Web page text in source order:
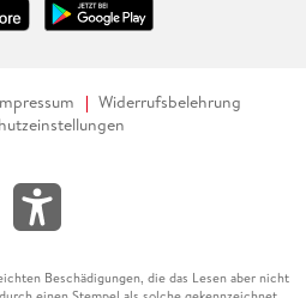
Widerrufsbelehrung
Beschädigungen, die das Lesen aber nicht